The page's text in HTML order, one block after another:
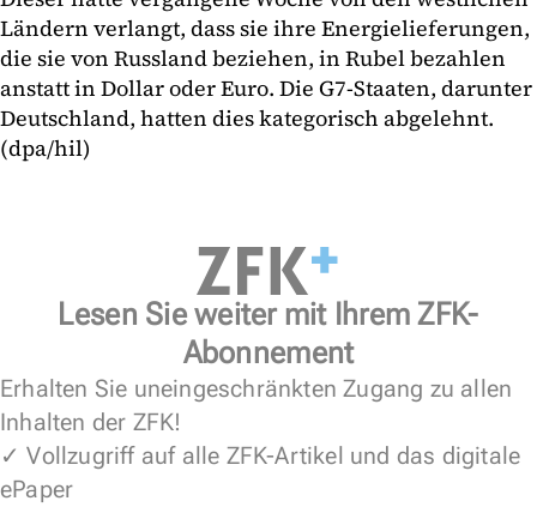
Ländern verlangt, dass sie ihre Energielieferungen,
die sie von Russland beziehen, in Rubel bezahlen
anstatt in Dollar oder Euro. Die G7-Staaten, darunter
Deutschland, hatten dies kategorisch abgelehnt.
(dpa/hil)
Lesen Sie weiter mit Ihrem ZFK-
Abonnement
Erhalten Sie uneingeschränkten Zugang zu allen
Inhalten der ZFK!
✓ Vollzugriff auf alle ZFK-Artikel und das digitale
ePaper